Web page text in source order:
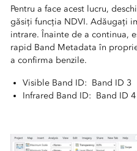
Pentru a face acest lucru,
găsiți funcția NDVI. Adăugați
intrare. Înainte de a continua,
rapid Band Metadata în
a confirma benzile.
Visible Band ID: Band ID 3
Infrared Band ID: Band ID 4